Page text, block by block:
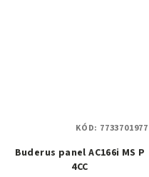
Buderus panel AC166i MS P
4CC
KÓD: 7733701977